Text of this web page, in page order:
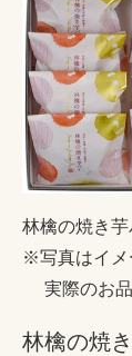
林檎の焼き
※写真はイメ
実際のお品
林檎の焼